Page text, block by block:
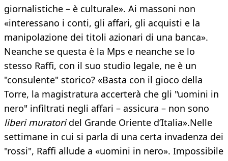
giornalistiche – è culturale». Ai massoni non
«interessano i conti, gli affari, gli acquisti e la
manipolazione dei titoli azionari di una banca».
Neanche se questa è la Mps e neanche se lo
stesso Raffi, con il suo studio legale, ne è un
"consulente" storico? «Basta con il gioco della
Torre, la magistratura accerterà che gli "uomini in
nero" infiltrati negli affari – assicura – non sono
liberi muratoridel Grande Oriente d’Italia».Nelle
settimane in cui si parla di una certa invadenza dei
"rossi", Raffi allude a «uomini in nero». Impossibile